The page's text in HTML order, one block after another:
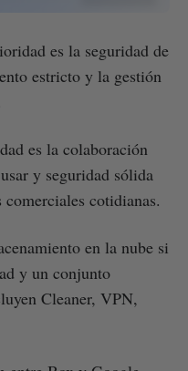
es la seguridad de
estricto y la gestión
es la colaboración
y seguridad sólida
comerciales cotidianas.
en la nube si
y un conjunto
Cleaner, VPN,